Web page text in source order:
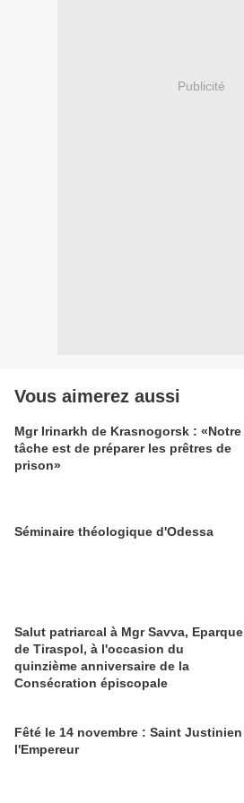
Publicité
Vous aimerez aussi
Mgr Irinarkh de Krasnogorsk : «Notre
tâche est de préparer les prêtres de
prison»
Séminaire théologique d'Odessa
Salut patriarcal à Mgr Savva, Eparque
de Tiraspol, à l'occasion du
quinzième anniversaire de la
Consécration épiscopale
Fêté le 14 novembre : Saint Justinien
l'Empereur